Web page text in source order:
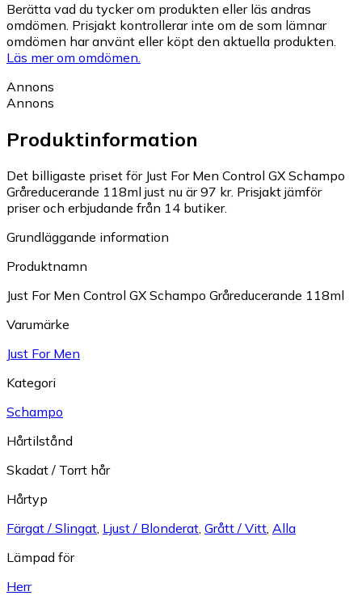
Berätta vad du tycker om produkten eller läs andras
omdömen. Prisjakt kontrollerar inte om de som lämnar
omdömen har använt eller köpt den aktuella produkten.
Läs mer om omdömen.
Annons
Annons
Produktinformation
Det billigaste priset för Just For Men Control GX Schampo
Gråreducerande 118ml just nu är 97 kr. Prisjakt jämför
priser och erbjudande från 14 butiker.
Grundläggande information
Produktnamn
Just For Men Control GX Schampo Gråreducerande 118ml
Varumärke
Just For Men
Kategori
Schampo
Hårtilstånd
Skadat / Torrt hår
Hårtyp
Färgat / Slingat, Ljust / Blonderat, Grått / Vitt, Alla
Lämpad för
Herr